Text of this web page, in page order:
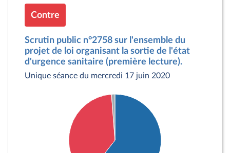
Contre
Scrutin public n°2758 sur l'ensemble du
projet de loi organisant la sortie de l'état
d'urgence sanitaire (première lecture).
Unique séance du mercredi 17 juin 2020